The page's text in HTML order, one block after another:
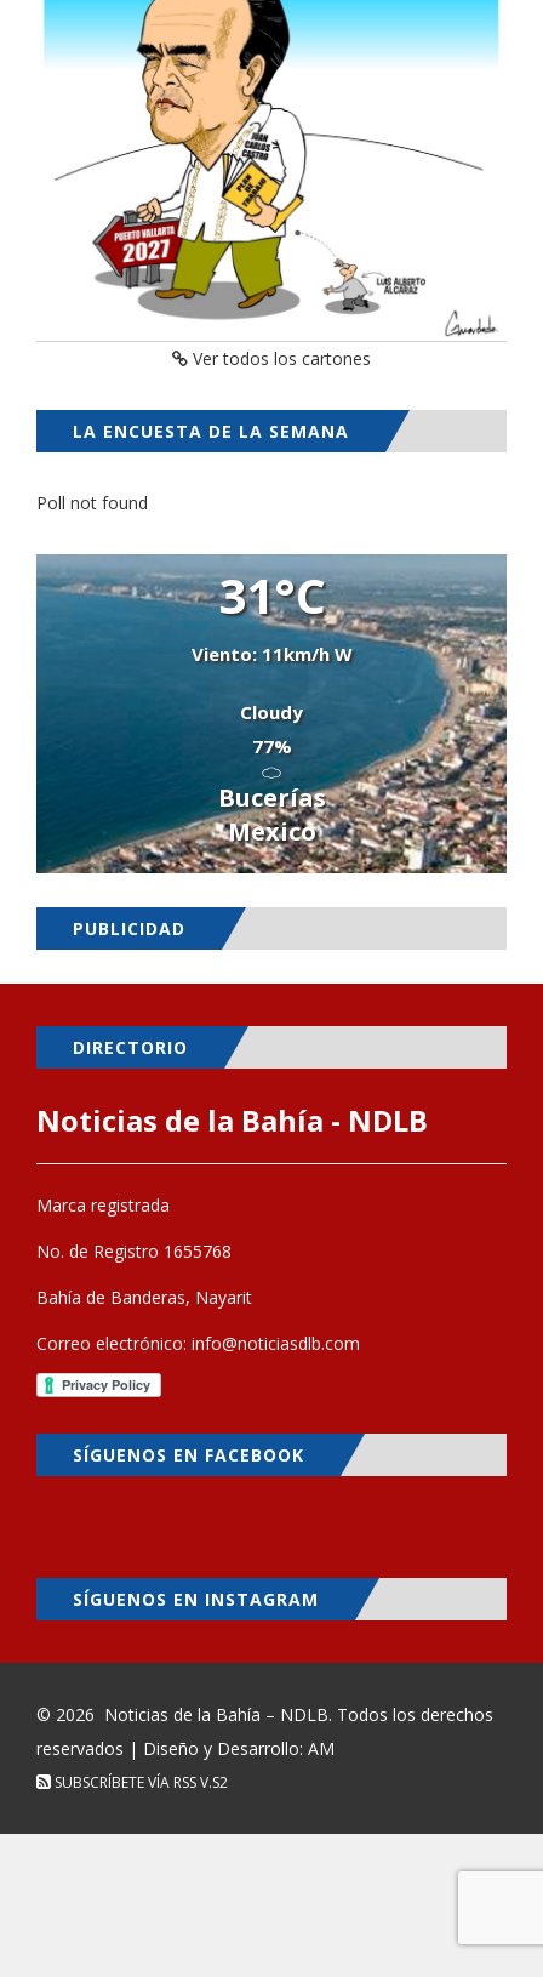
Ver todos los cartones
LA ENCUESTA DE LA SEMANA
Poll not found
31°C
Viento: 11km/h W
Cloudy
77%
Bucerías
Mexico
PUBLICIDAD
DIRECTORIO
Noticias de la Bahía - NDLB
Marca registrada
No. de Registro 1655768
Bahía de Banderas, Nayarit
Correo electrónico: info@noticiasdlb.com
SÍGUENOS EN FACEBOOK
SÍGUENOS EN INSTAGRAM
© 2026 Noticias de la Bahía – NDLB. Todos los derechos
reservados | Diseño y Desarrollo: AM
SUBSCRÍBETE VÍA RSSV.S2